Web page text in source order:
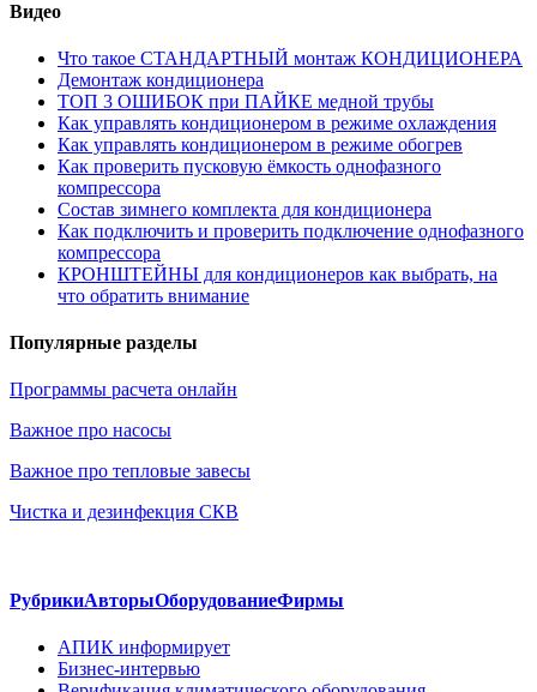
Видео
Что такое СТАНДАРТНЫЙ монтаж КОНДИЦИОНЕРА
Демонтаж кондиционера
ТОП 3 ОШИБОК при ПАЙКЕ медной трубы
Как управлять кондиционером в режиме охлаждения
Как управлять кондиционером в режиме обогрев
Как проверить пусковую ёмкость однофазного
компрессора
Состав зимнего комплекта для кондиционера
Как подключить и проверить подключение однофазного
компрессора
КРОНШТЕЙНЫ для кондиционеров как выбрать, на
что обратить внимание
Популярные разделы
Программы расчета онлайн
Важное про насосы
Важное про тепловые завесы
Чистка и дезинфекция СКВ
РубрикиАвторыОборудованиеФирмы
АПИК информирует
Бизнес-интервью